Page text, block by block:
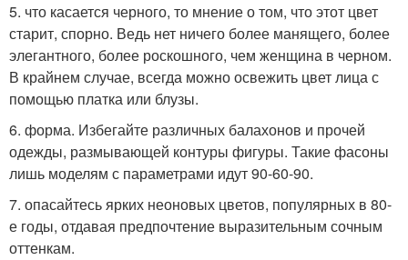
5. что касается черного, то мнение о том, что этот цвет
старит, спорно. Ведь нет ничего более манящего, более
элегантного, более роскошного, чем женщина в черном.
В крайнем случае, всегда можно освежить цвет лица с
помощью платка или блузы.
6. форма. Избегайте различных балахонов и прочей
одежды, размывающей контуры фигуры. Такие фасоны
лишь моделям с параметрами идут 90-60-90.
7. опасайтесь ярких неоновых цветов, популярных в 80-
е годы, отдавая предпочтение выразительным сочным
оттенкам.